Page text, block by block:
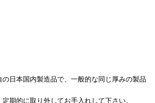
日本国内製造品で、一般的な同じ厚みの製品
期的に取り外してお手入れして下さい。